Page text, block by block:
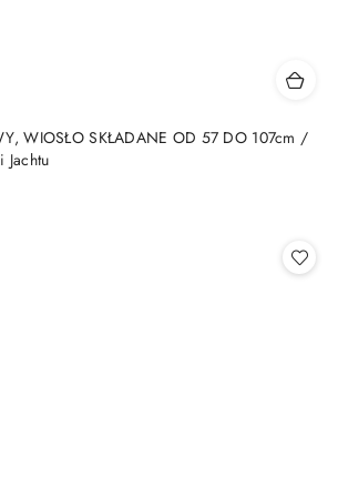
WIOSŁO SKŁADANE OD 57 DO 107cm /
Jachtu